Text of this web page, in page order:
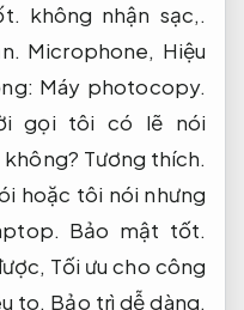
không nhận sạc,.
Microphone, Hiệu
Máy photocopy.
gọi tôi có lẽ nói
Tương thích.
hoặc tôi nói nhưng
Bảo mật tốt.
Tối ưu cho công
to, Bảo trì dễ dàng.